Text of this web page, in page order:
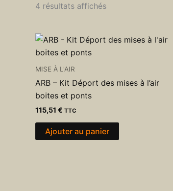
4 résultats affichés
MISE À L'AIR
ARB – Kit Déport des mises à l’air
boites et ponts
115,51 € TTC
Ajouter au panier